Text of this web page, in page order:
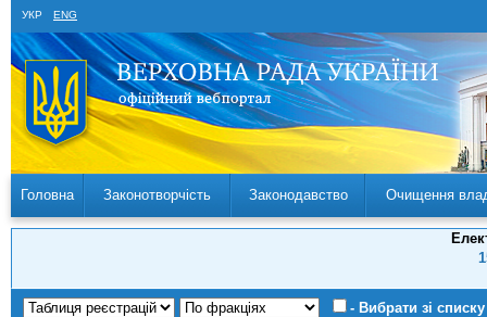
УКР ENG
Головна Законотворчість Законодавство Очищення
- Вибрати зі списку